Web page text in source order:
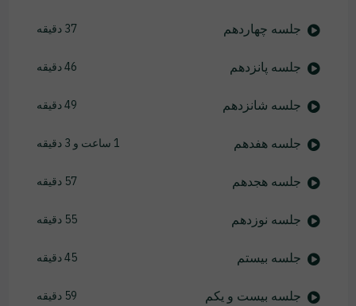
جلسه چهاردهم 37 دقیقه
جلسه پانزدهم 46 دقیقه
جلسه شانزدهم 49 دقیقه
جلسه هفدهم 1 ساعت و 3 دقیقه
جلسه هجدهم 57 دقیقه
جلسه نوزدهم 55 دقیقه
جلسه بیستم 45 دقیقه
جلسه بیست و یکم 59 دقیقه